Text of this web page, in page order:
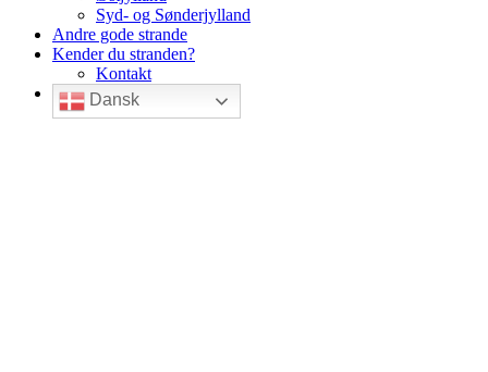
Syd- og Sønderjylland
Andre gode strande
Kender du stranden?
Kontakt
Dansk